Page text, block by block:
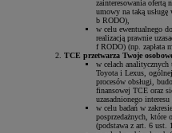
zainteresowania ofertą
umowy na taką
b RODO),
w celu ewentualnego
realizacją prawnie
f RODO) (np. zapłata
TCE przetwarza Twoje
w celach
Toyota i Lexus,
procesów obsługi,
finansowej TCE oraz
uzasadnionego
w celu badań w
posprzedażnych, które
(podstawa z art. 6